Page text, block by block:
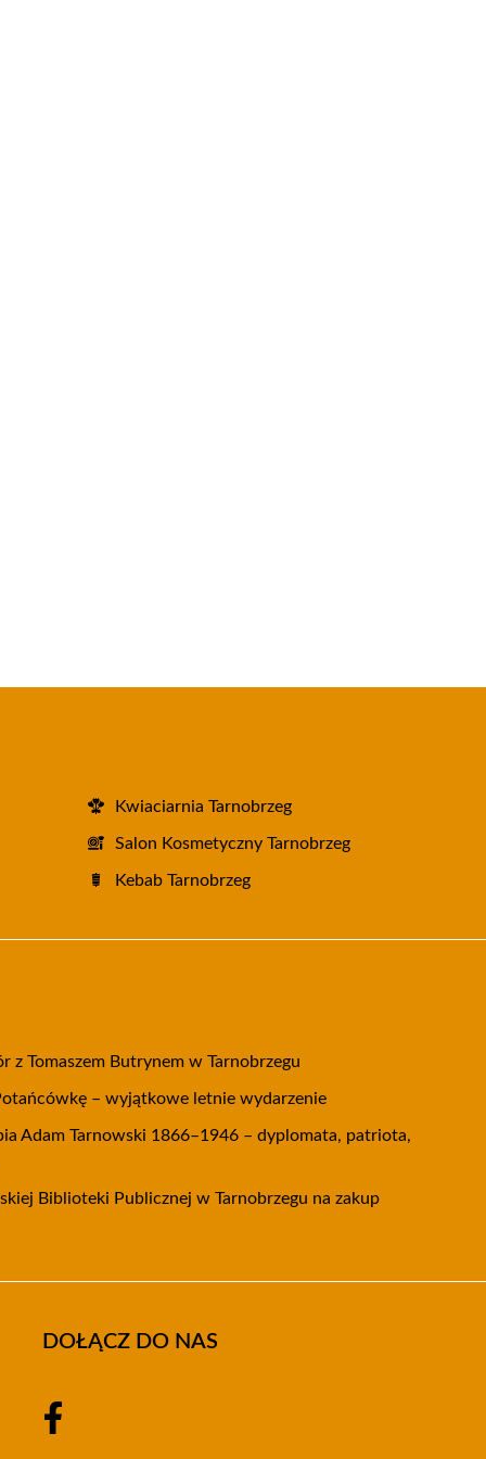
Kwiaciarnia Tarnobrzeg
Salon Kosmetyczny Tarnobrzeg
Kebab Tarnobrzeg
z Tomaszem Butrynem w Tarnobrzegu
– wyjątkowe letnie wydarzenie
Adam Tarnowski 1866–1946 – dyplomata, patriota,
Biblioteki Publicznej w Tarnobrzegu na zakup
DOŁĄCZ DO NAS